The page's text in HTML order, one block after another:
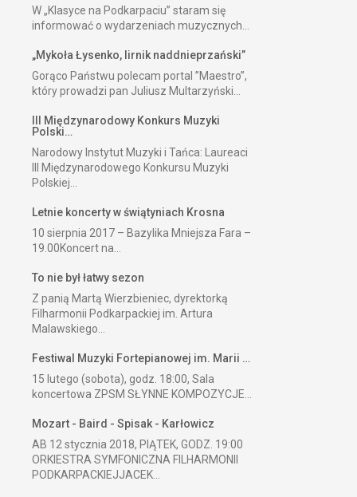
W „Klasyce na Podkarpaciu” staram się
informować o wydarzeniach muzycznych...
„Mykoła Łysenko, lirnik naddnieprzański”
Gorąco Państwu polecam portal ”Maestro”,
który prowadzi pan Juliusz Multarzyński...
III Międzynarodowy Konkurs Muzyki
Polski…
Narodowy Instytut Muzyki i Tańca: Laureaci
III Międzynarodowego Konkursu Muzyki
Polskiej...
Letnie koncerty w świątyniach Krosna
10 sierpnia 2017 – Bazylika Mniejsza Fara –
19.00Koncert na...
To nie był łatwy sezon
Z panią Martą Wierzbieniec, dyrektorką
Filharmonii Podkarpackiej im. Artura
Malawskiego...
Festiwal Muzyki Fortepianowej im. Marii …
15 lutego (sobota), godz. 18:00, Sala
koncertowa ZPSM SŁYNNE KOMPOZYCJE...
Mozart - Baird - Spisak - Karłowicz
AB 12 stycznia 2018, PIĄTEK, GODZ. 19:00
ORKIESTRA SYMFONICZNA FILHARMONII
PODKARPACKIEJJACEK...